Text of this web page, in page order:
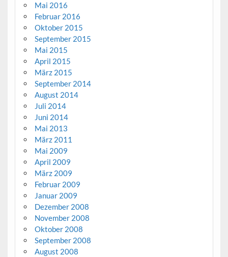
Mai 2016
Februar 2016
Oktober 2015
September 2015
Mai 2015
April 2015
März 2015
September 2014
August 2014
Juli 2014
Juni 2014
Mai 2013
März 2011
Mai 2009
April 2009
März 2009
Februar 2009
Januar 2009
Dezember 2008
November 2008
Oktober 2008
September 2008
August 2008